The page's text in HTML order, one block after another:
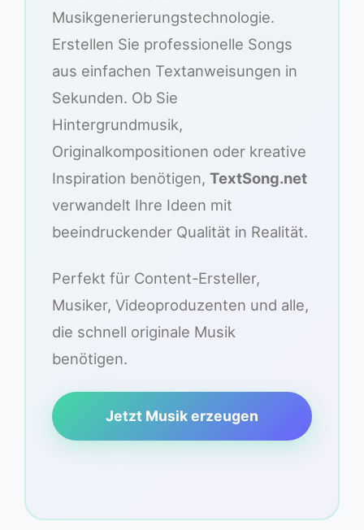
Musikgenerierungstechnologie.
Erstellen Sie professionelle Songs
aus einfachen Textanweisungen in
Sekunden. Ob Sie
Hintergrundmusik,
Originalkompositionen oder kreative
Inspiration benötigen, TextSong.net
verwandelt Ihre Ideen mit
beeindruckender Qualität in Realität.
Perfekt für Content-Ersteller,
Musiker, Videoproduzenten und alle,
die schnell originale Musik
benötigen.
Jetzt Musik erzeugen